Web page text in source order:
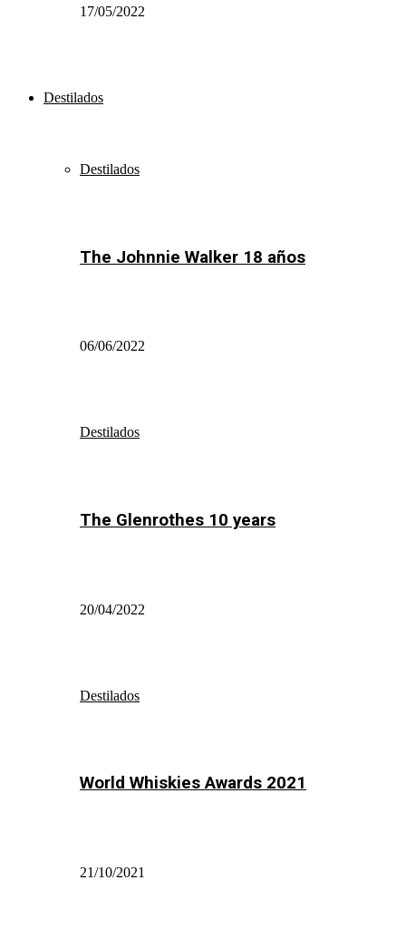
17/05/2022
Destilados
Destilados
The Johnnie Walker 18 años
06/06/2022
Destilados
The Glenrothes 10 years
20/04/2022
Destilados
World Whiskies Awards 2021
21/10/2021